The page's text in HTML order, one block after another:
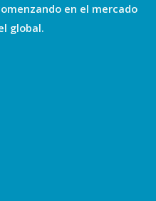
en el mercado
global.